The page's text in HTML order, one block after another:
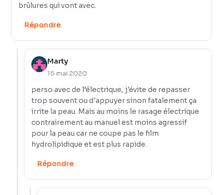
brûlures qui vont avec.
Répondre
Marty
15 mai 2020
perso avec de l’électrique, j'évite de repasser
trop souvent ou d'appuyer sinon fatalement ça
irrite la peau. Mais au moins le rasage électrique
contrairement au manuel est moins agressif
pour la peau car ne coupe pas le film
hydrolipidique et est plus rapide.
Répondre